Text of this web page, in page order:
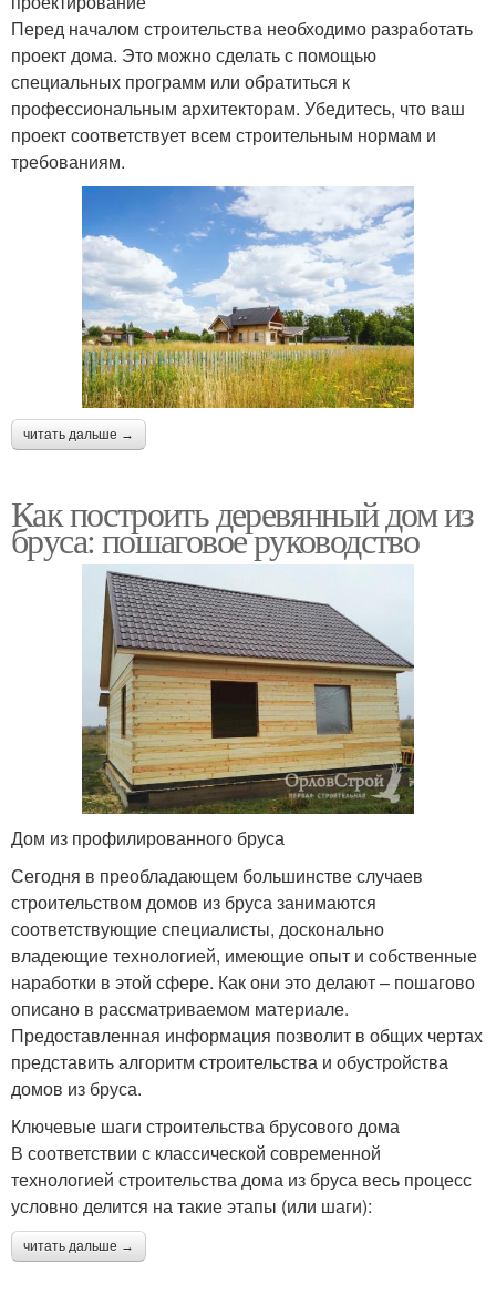
Перед началом строительства необходимо разработать
проект дома. Это можно сделать с помощью
специальных программ или обратиться к
профессиональным архитекторам. Убедитесь, что ваш
проект соответствует всем строительным нормам и
требованиям.
читать дальше →
Как построить деревянный дом из
бруса: пошаговое руководство
Дом из профилированного бруса
Сегодня в преобладающем большинстве случаев
строительством домов из бруса занимаются
соответствующие специалисты, досконально
владеющие технологией, имеющие опыт и собственные
наработки в этой сфере. Как они это делают – пошагово
описано в рассматриваемом материале.
Предоставленная информация позволит в общих чертах
представить алгоритм строительства и обустройства
домов из бруса.
Ключевые шаги строительства брусового дома
В соответствии с классической современной
технологией строительства дома из бруса весь процесс
условно делится на такие этапы (или шаги):
читать дальше →